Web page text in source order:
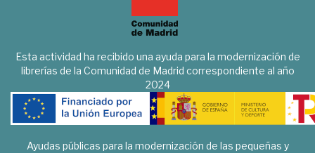
Esta actividad ha recibido una ayuda para la modernización de
librerías de la Comunidad de Madrid correspondiente al año
2024
Ayudas públicas para la modernización de las pequeñas y